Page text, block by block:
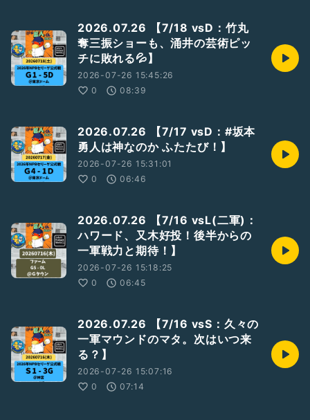
2026.07.26 【7/18 vsD：竹丸
奪三振ショーも、涌井の芸術ピッ
チに敗れる💦】
2026-07-26 15:45:26
0
08:39
2026.07.26 【7/17 vsD：#坂本
勇人は神なのか ふたたび！】
2026-07-26 15:31:01
0
06:46
2026.07.26 【7/16 vsL(二軍)：
ハワード、又木好投！後半からの
一軍戦力と期待！】
2026-07-26 15:18:25
0
06:45
2026.07.26 【7/16 vsS：久々の
一軍マウンドのマタ。次はいつ来
る？】
2026-07-26 15:07:16
0
07:14